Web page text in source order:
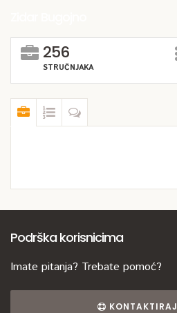
256
STRUČNJAKA
Podrška korisnicima
Imate pitanja? Trebate pomoć?